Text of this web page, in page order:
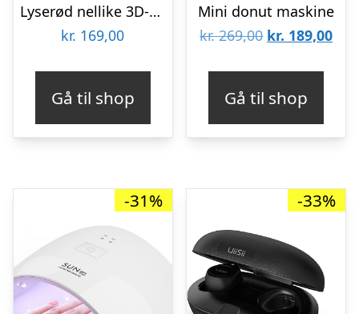
Lyserød nellike 3D-puslespil fra Rowoodâ¢ (TW051)
kr. 169,00
Gå til shop
Mini donut maskine
kr.269,00 Den
kr. 269,00.
kr. 189,00Den
kr.
Gå til shop
-31% -33%